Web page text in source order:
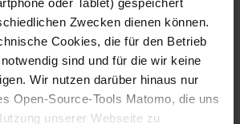
oder Tablet) gespeichert
Zwecken dienen können.
Cookies, die für den Betrieb
sind und für die wir keine
Wir nutzen darüber hinaus nur
Open-Source-Tools Matomo, die uns
unserer Webseite zu
Sternbach
Download